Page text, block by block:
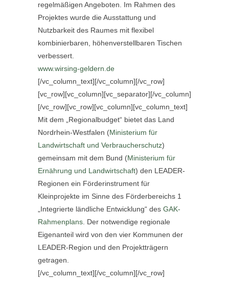
regelmäßigen Angeboten. Im Rahmen des
Projektes wurde die Ausstattung und
Nutzbarkeit des Raumes mit flexibel
kombinierbaren, höhenverstellbaren Tischen
verbessert.
www.wirsing-geldern.de
[/vc_column_text][/vc_column][/vc_row]
[vc_row][vc_column][vc_separator][/vc_column]
[/vc_row][vc_row][vc_column][vc_column_text]
Mit dem „Regionalbudget“ bietet das Land
Nordrhein-Westfalen (Ministerium für
Landwirtschaft und Verbraucherschutz)
gemeinsam mit dem Bund (Ministerium für
Ernährung und Landwirtschaft) den LEADER-
Regionen ein Förderinstrument für
Kleinprojekte im Sinne des Förderbereichs 1
„Integrierte ländliche Entwicklung“ des GAK-
Rahmenplans . Der notwendige regionale
Eigenanteil wird von den vier Kommunen der
LEADER-Region und den Projektträgern
getragen.
[/vc_column_text][/vc_column][/vc_row]